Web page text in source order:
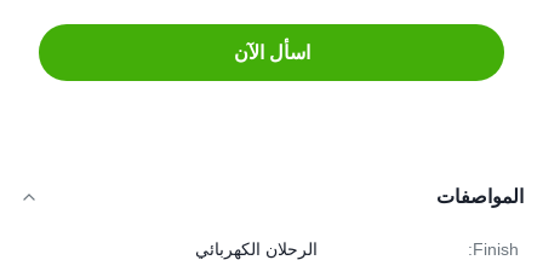
اسأل الآن
المواصفات
Finish: الرحلان الكهربائي